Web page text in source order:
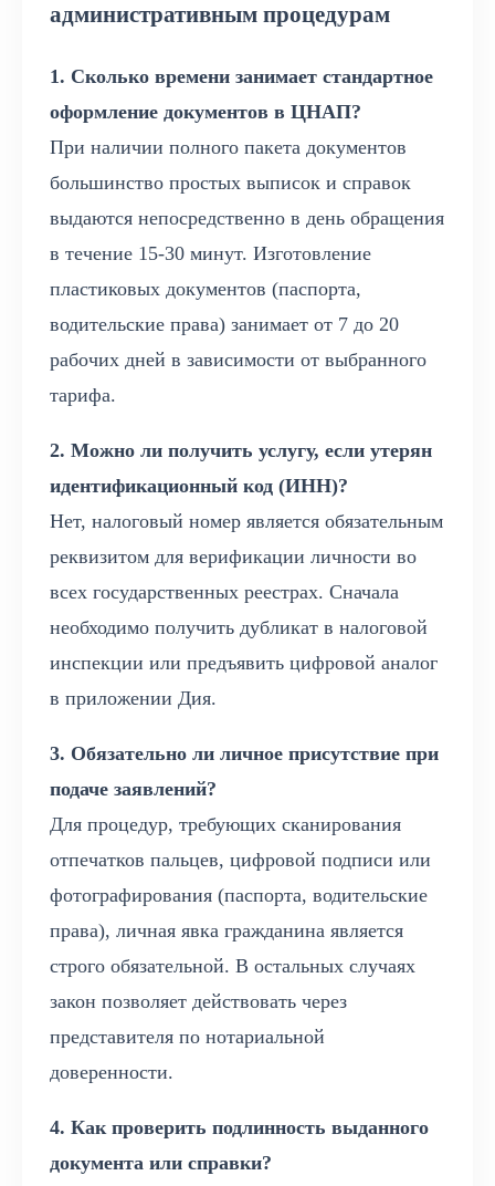
административным процедурам
1. Сколько времени занимает стандартное
оформление документов в ЦНАП?
При наличии полного пакета документов
большинство простых выписок и справок
выдаются непосредственно в день обращения
в течение 15-30 минут. Изготовление
пластиковых документов (паспорта,
водительские права) занимает от 7 до 20
рабочих дней в зависимости от выбранного
тарифа.
2. Можно ли получить услугу, если утерян
идентификационный код (ИНН)?
Нет, налоговый номер является обязательным
реквизитом для верификации личности во
всех государственных реестрах. Сначала
необходимо получить дубликат в налоговой
инспекции или предъявить цифровой аналог
в приложении Дия.
3. Обязательно ли личное присутствие при
подаче заявлений?
Для процедур, требующих сканирования
отпечатков пальцев, цифровой подписи или
фотографирования (паспорта, водительские
права), личная явка гражданина является
строго обязательной. В остальных случаях
закон позволяет действовать через
представителя по нотариальной
доверенности.
4. Как проверить подлинность выданного
документа или справки?